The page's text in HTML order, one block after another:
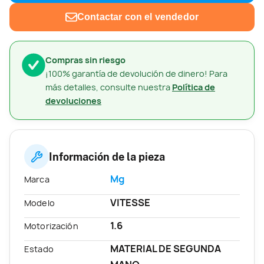
Compras sin riesgo
¡100% garantía de devolución de dinero! Para
más detalles, consulte nuestra Política de
devoluciones
Contactar con el vendedor
Información de la pieza
Marca Mg
Modelo VITESSE
Motorización 1.6
Estado
MATERIAL DE SEGUNDA